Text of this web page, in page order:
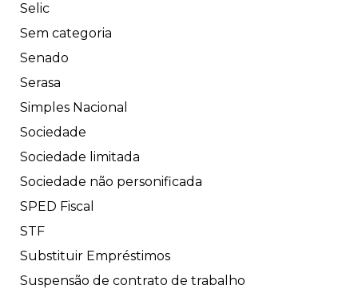
Selic
Sem categoria
Senado
Serasa
Simples Nacional
Sociedade
Sociedade limitada
Sociedade não personificada
SPED Fiscal
STF
Substituir Empréstimos
Suspensão de contrato de trabalho